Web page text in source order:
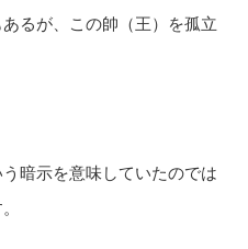
るが、この帥（王）を孤立
暗示を意味していたのでは